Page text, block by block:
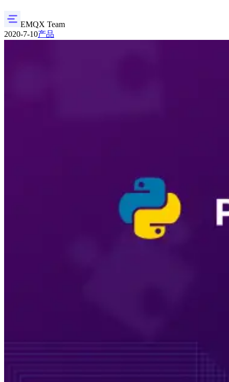
EMQX Team
2020-7-10产品